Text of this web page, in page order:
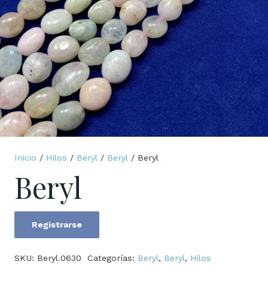
Inicio / Hilos / Beryl / Beryl / Beryl
Beryl
Registrarse
SKU: Beryl.0630 Categorías: Beryl, Beryl, Hilos